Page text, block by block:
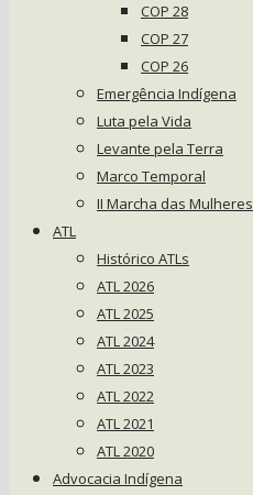
COP 28
COP 27
COP 26
Emergência Indígena
Luta pela Vida
Levante pela Terra
Marco Temporal
II Marcha das Mulheres
ATL
Histórico ATLs
ATL 2026
ATL 2025
ATL 2024
ATL 2023
ATL 2022
ATL 2021
ATL 2020
Advocacia Indígena